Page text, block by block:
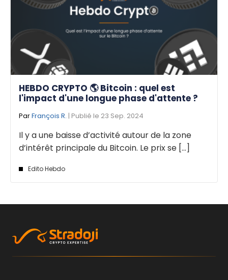
HEBDO CRYPTO 🌎 Bitcoin : quel est
l'impact d'une longue phase d'attente ?
ParFrançois R. | Publié le 23 Sep. 2024
Il y a une baisse d’activité autour de la zone
d’intérêt principale du Bitcoin. Le prix se [...]
Edito Hebdo